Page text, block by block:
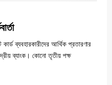
ব্যবহারকারীদের আর্থিক প্রতারণার
ব্যাংক। কোনো তৃতীয় পক্ষ